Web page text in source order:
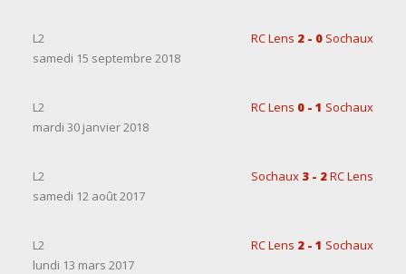
L2 RC Lens 2 - 0 Sochaux
samedi 15 septembre 2018
L2 RC Lens 0 - 1 Sochaux
mardi 30 janvier 2018
L2 Sochaux 3 - 2RC Lens
samedi 12 août 2017
L2 RC Lens 2 - 1 Sochaux
lundi 13 mars 2017